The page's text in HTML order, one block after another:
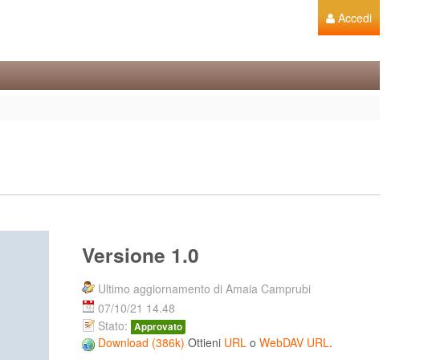
Accedi
Versione 1.0
Ultimo aggiornamento di Amaia Camprubi
07/10/21 14.48
Stato: Approvato
Download (386k) Ottieni URL oWebDAV URL.